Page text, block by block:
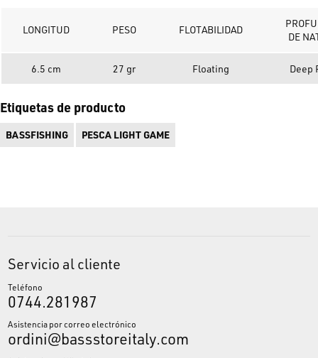
LONGITUD PESO FLOTABILIDAD
DE
6.5 cm 27 gr Floating Deep
Etiquetas de producto
BASSFISHING PESCA LIGHT GAME
Servicio al cliente
Teléfono
0744.281987
Asistencia por correo electrónico
ordini@bassstoreitaly.com